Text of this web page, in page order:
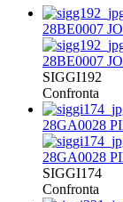
28BE0007
28BE0007
SIGGI192
Confronta
28GA0028
28GA0028
SIGGI174
Confronta